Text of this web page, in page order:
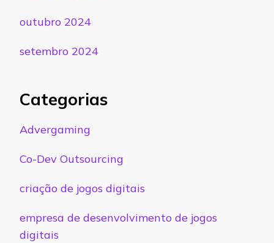
outubro 2024
setembro 2024
Categorias
Advergaming
Co-Dev Outsourcing
criação de jogos digitais
empresa de desenvolvimento de jogos
digitais